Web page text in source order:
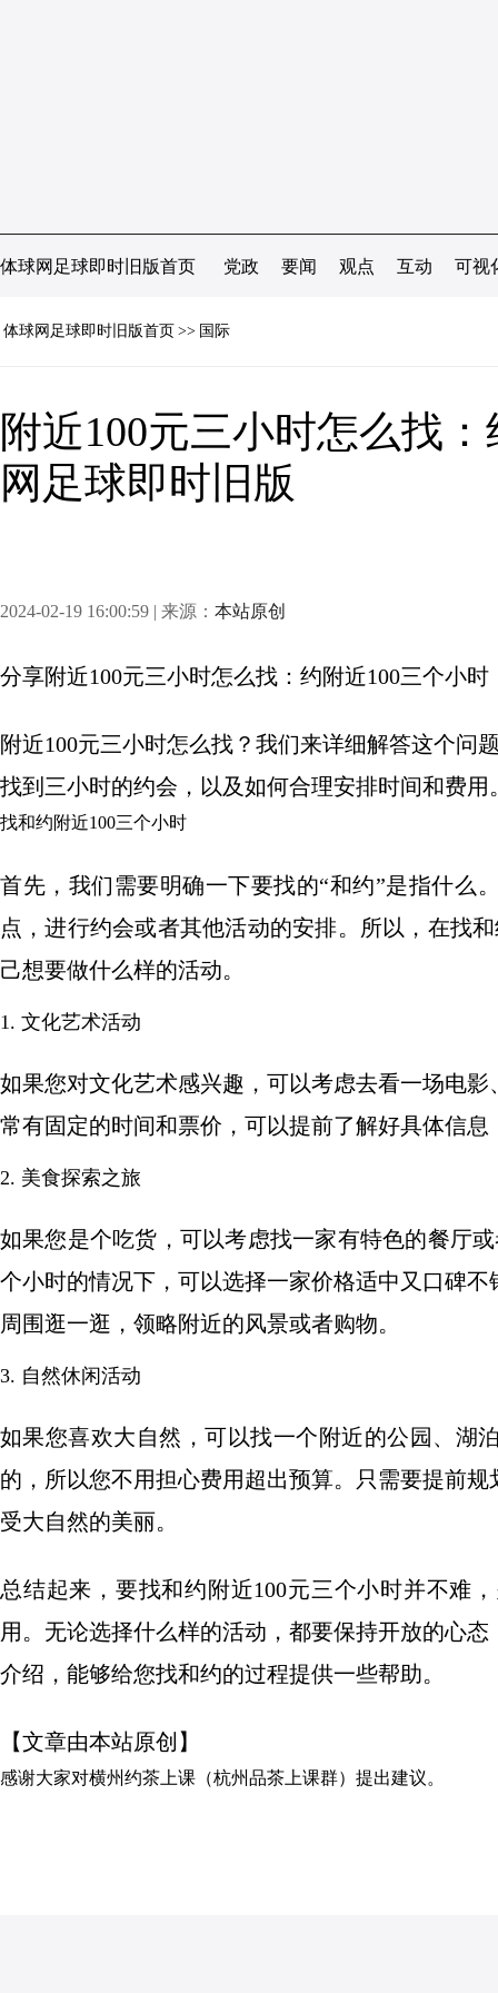
体球网足球即时旧版首页 党政 要闻 观点 互动 可视
体球网足球即时旧版首页 >> 国际
附近100元三小时怎么找
网足球即时旧版
2024-02-19 16:00:59 | 来源： 本站原创
分享附近100元三小时怎么找：约附近100三个小时
附近100元三小时怎么找？我们来详细解答这个问
找到三小时的约会，以及如何合理安排时间和费用
找和约附近100三个小时
首先，我们需要明确一下要找的“和约”是指什么
点，进行约会或者其他活动的安排。所以，在找
己想要做什么样的活动。
1. 文化艺术活动
如果您对文化艺术感兴趣，可以考虑去看一场电
常有固定的时间和票价，可以提前了解好具体信
2. 美食探索之旅
如果您是个吃货，可以考虑找一家有特色的餐厅
个小时的情况下，可以选择一家价格适中又口碑
周围逛一逛，领略附近的风景或者购物。
3. 自然休闲活动
如果您喜欢大自然，可以找一个附近的公园、湖
的，所以您不用担心费用超出预算。只需要提前
受大自然的美丽。
总结起来，要找和约附近100元三个小时并不难
用。无论选择什么样的活动，都要保持开放的心
介绍，能够给您找和约的过程提供一些帮助。
【文章由本站原创】
感谢大家对横州约茶上课（杭州品茶上课群） 提出建议。